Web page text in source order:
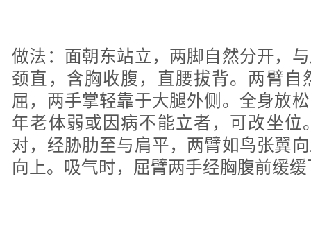
做法：面朝东站立，两脚自然分开，
颈直，含胸收腹，直腰拔背。两臂自
屈，两手掌轻靠于大腿外侧。全身放
年老体弱或因病不能立者，可改坐位
对，经胁肋至与肩平，两臂如鸟张翼
向上。吸气时，屈臂两手经胸腹前缓